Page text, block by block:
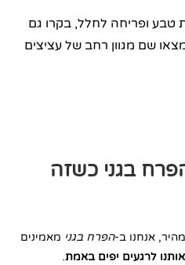
טבע ופריחה לחלל, בקרו גם
שם מגוון רחב של עציצים
בגני כשזה
אנחנו ב-הפרח בגני מאמינים
לרגעים יפים באמת.